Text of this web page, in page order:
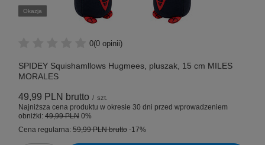
Okazja
0(0 opinii)
SPIDEY Squishamllows Hugmees, pluszak, 15 cm MILES
MORALES
49,99 PLN brutto / szt.
Najniższa cena produktu w okresie 30 dni przed wprowadzeniem
obniżki: 49,99 PLN 0%
Cena regularna: 59,99 PLNbrutto -17%